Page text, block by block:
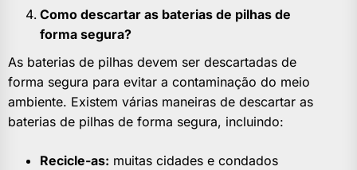
Como descartar as baterias de pilhas de
forma segura?
As baterias de pilhas devem ser descartadas de
forma segura para evitar a contaminação do meio
ambiente. Existem várias maneiras de descartar as
baterias de pilhas de forma segura, incluindo:
Recicle-as: muitas cidades e condados